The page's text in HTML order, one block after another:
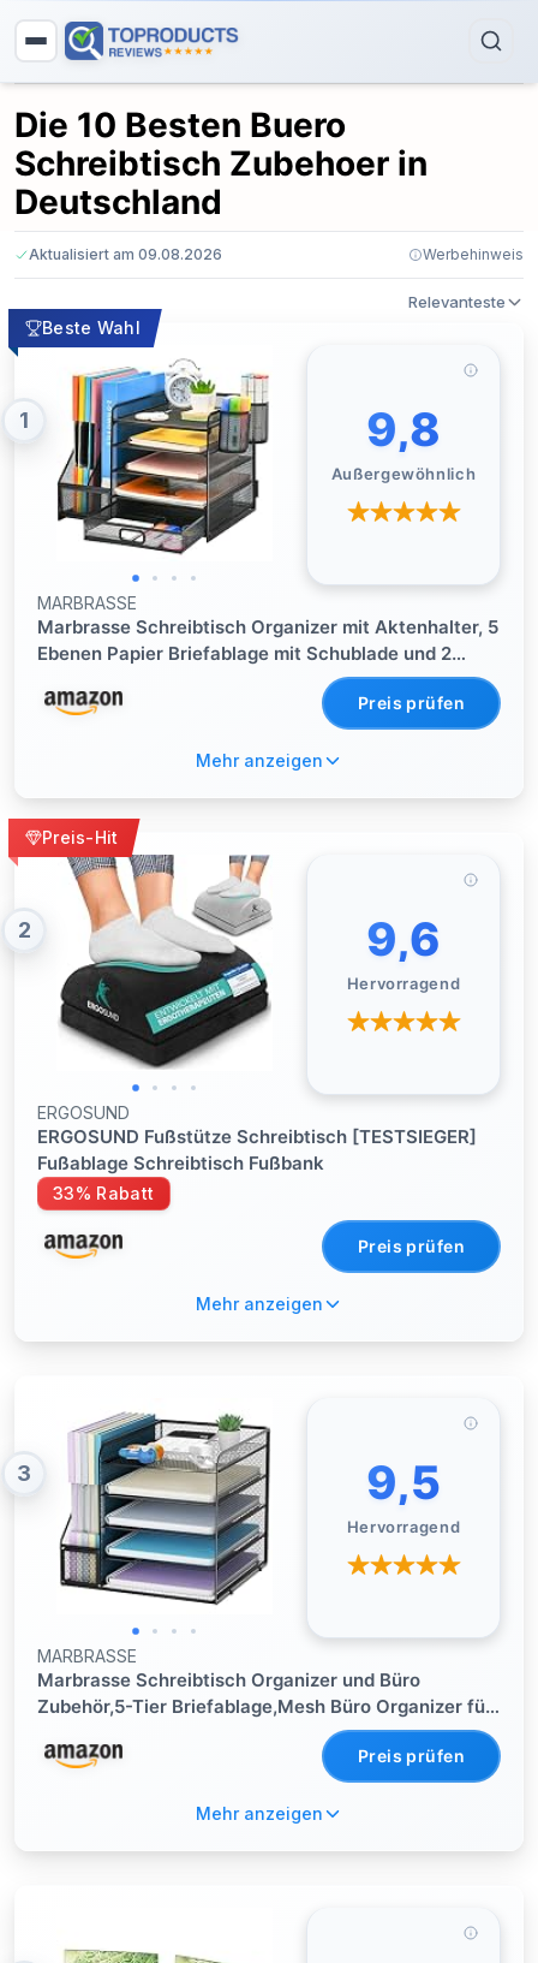
Die 10 Besten Buero
Schreibtisch Zubehoer in
Deutschland
Aktualisiert am 09.08.2026 Werbehinweis
Relevanteste
Beste Wahl
1 9,8
Außergewöhnlich
MARBRASSE
Marbrasse Schreibtisch Organizer mit Aktenhalter, 5
Ebenen Papier Briefablage mit Schublade und 2
Stiftehalter,Schreibtisch Netz Ablagefächer
Organizer mit für Büro Bedarf (Schwarz)Preis prüfen
Mehr anzeigen
Preis-Hit
2 9,6
Hervorragend
ERGOSUND
ERGOSUND Fußstütze Schreibtisch [TESTSIEGER]
Fußablage Schreibtisch Fußbank
33% Rabatt
Preis prüfen
Mehr anzeigen
3 9,5
Hervorragend
MARBRASSE
Marbrasse Schreibtisch Organizer und Büro
Zubehör,5-Tier Briefablage,Mesh Büro Organizer für
Schreibtischzubehör & Ablage(Schwarz)
Preis prüfen
Mehr anzeigen